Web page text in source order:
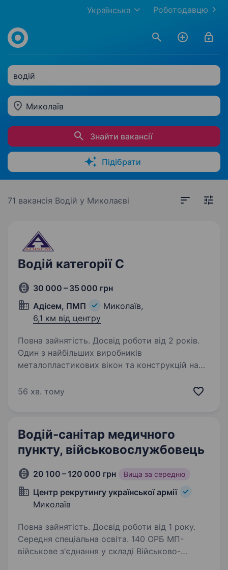
Роботодавцю
Українська
водій
Миколаїв
Знайти вакансії
Підібрати
71 вакансія Водій у Миколаєві
Водій категорії С
30 000 – 35 000 грн
Адісем, ПМП
Миколаїв,
6,1 км від центру
Повна зайнятість. Досвід роботи від 2 років.
Один з найбільших виробників
металоплаcтикових вікон та конструкцій на
С, С1) Вимоги: Досвід роботи водієм не менше
56 хв. тому
Водій-санітар медичного
пункту, військовослужбовець
20 100 – 120 000 грн Вища за середню
Центр рекрутингу української армії
Миколаїв
Повна зайнятість. Досвід роботи від 1 року.
Середня спеціальна освіта. 140 ОРБ МП-
військове з'єднання у складі Військово-